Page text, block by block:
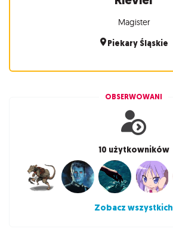
Magister
Piekary Śląskie
OBSERWOWANI
10 użytkowników
Zobacz wszystkich